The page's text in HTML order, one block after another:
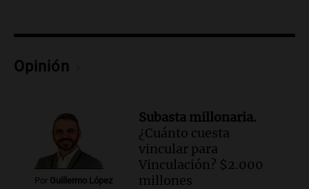
Audio.
Mateo, a los 25 años, lucha
contra el tiempo: necesita un trasplante
para poder seguir viviend
Una mañana para todos
Episodios
Opinión
Por Guillermo López
Subasta millonaria.
¿Cuánto cuesta
vincular para
Vinculación? $2.000
millones